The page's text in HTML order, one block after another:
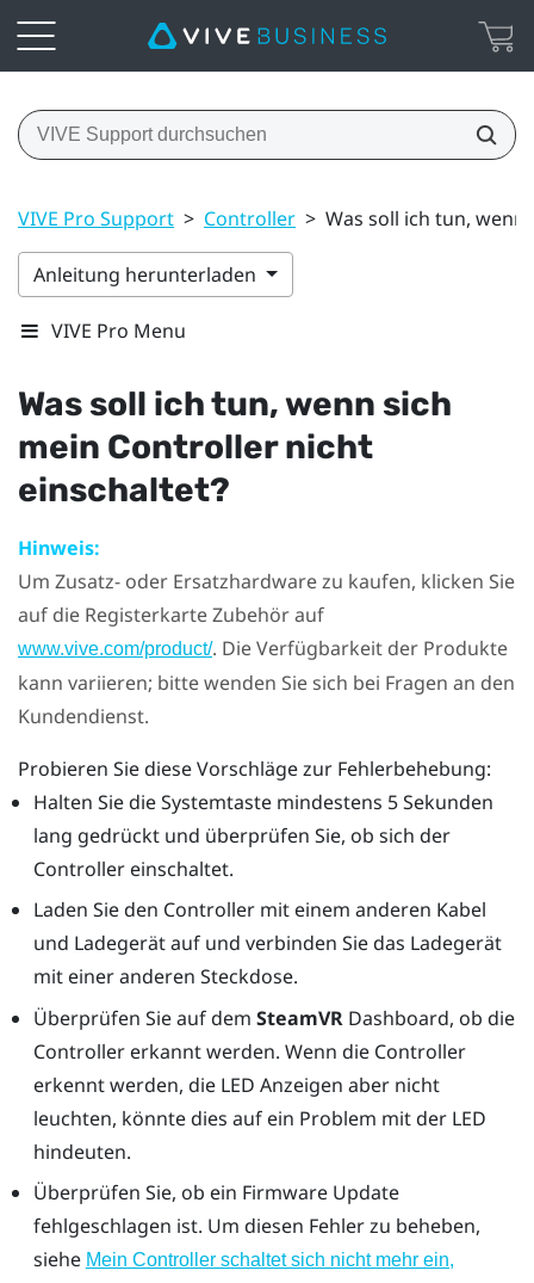
VIVE Pro Support > Controller > Was soll ich tun,
Anleitung herunterladen
VIVE Pro Menu
Was soll ich tun, wenn sich
mein Controller nicht
einschaltet?
Hinweis:
Um Zusatz- oder Ersatzhardware zu kaufen, klicken Sie
auf die Registerkarte Zubehör auf
www.vive.com/product/. Die Verfügbarkeit der Produkte
kann variieren; bitte wenden Sie sich bei Fragen an den
Kundendienst.
Probieren Sie diese Vorschläge zur Fehlerbehebung:
Halten Sie die Systemtaste mindestens 5 Sekunden
lang gedrückt und überprüfen Sie, ob sich der
Controller einschaltet.
Laden Sie den Controller mit einem anderen Kabel
und Ladegerät auf und verbinden Sie das Ladegerät
mit einer anderen Steckdose.
Überprüfen Sie auf dem SteamVRDashboard, ob die
Controller erkannt werden. Wenn die Controller
erkennt werden, die LED Anzeigen aber nicht
leuchten, könnte dies auf ein Problem mit der LED
hindeuten.
Überprüfen Sie, ob ein Firmware Update
fehlgeschlagen ist. Um diesen Fehler zu beheben,
siehe Mein Controller schaltet sich nicht mehr ein,